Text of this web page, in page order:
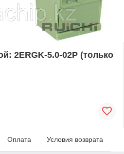
2ERGK-5.0-02P (только
Оплата Условия возврата